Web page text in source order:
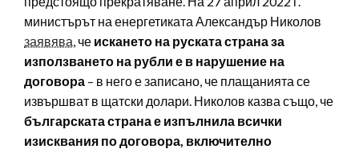
министърът на енергетиката Александър Николов
заявява, че искането на руската страна за
използването на рубли е в нарушение на
договора – в него е записано, че плащанията се
извършват в щатски долари. Николов казва също, че
българската страна е изпълнила всички
изисквания по договора, включително